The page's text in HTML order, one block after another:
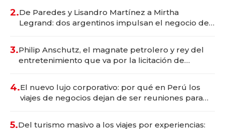
2.De Paredes y Lisandro Martínez a Mirtha
Legrand: dos argentinos impulsan el negocio del
3.Philip Anschutz, el magnate petrolero y rey del
entretenimiento que va por la licitación de
4.El nuevo lujo corporativo: por qué en Perú los
viajes de negocios dejan de ser reuniones para
5.Del turismo masivo a los viajes por experiencias: